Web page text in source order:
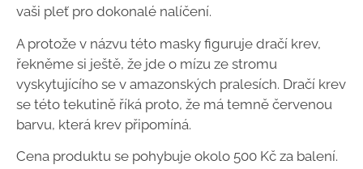
vaši pleť pro dokonalé nalíčení.
A protože v názvu této masky figuruje dračí krev,
řekněme si ještě, že jde o mízu ze stromu
vyskytujícího se v amazonských pralesích. Dračí krev
se této tekutině říká proto, že má temně červenou
barvu, která krev připomíná.
Cena produktu se pohybuje okolo 500 Kč za balení.